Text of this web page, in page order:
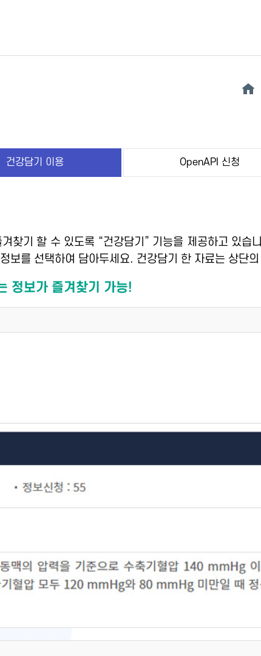
건강담기 이용 OpenAPI 신청
찾기 할 수 있도록 “건강담기” 기능을 제공하고 있
보를 선택하여 담아두세요. 건강담기 한 자료는 상단
정보가 즐겨찾기 가능!